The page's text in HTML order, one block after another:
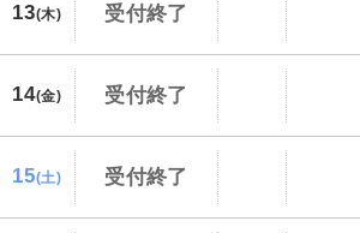
13(木) 受付終了
14(金) 受付終了
15(土) 受付終了